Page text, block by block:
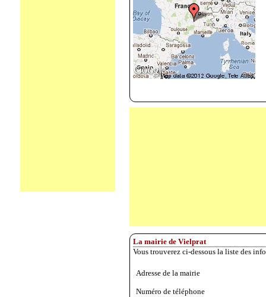
La mairie de Vielprat
Vous trouverez ci-dessous la liste des
Adresse de la mairie
Numéro de téléphone